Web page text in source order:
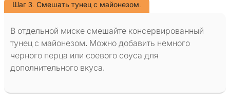
Шаг 3. Смешать тунец с майонезом.
В отдельной миске смешайте консервированный
тунец с майонезом. Можно добавить немного
черного перца или соевого соуса для
дополнительного вкуса.